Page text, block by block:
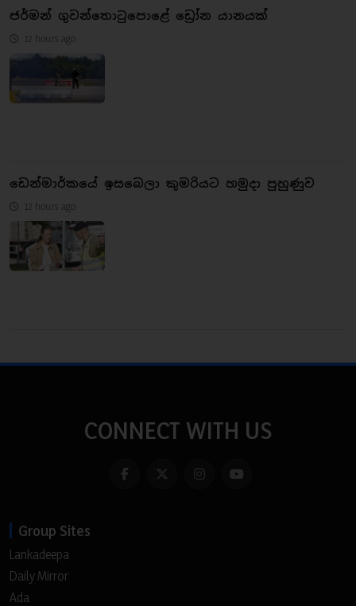
ජර්මන් ගුවන්තොටුපොළේ ඩ්‍රෝන යානයක්
12 hours ago
ඩෙන්මාර්කයේ ඉසබෙලා කුමරියට හමුදා පුහුණුව
12 hours ago
CONNECT WITH US
Group Sites
Lankadeepa
Daily Mirror
Ada